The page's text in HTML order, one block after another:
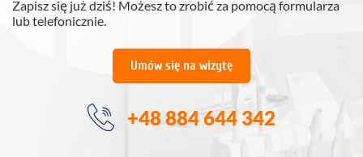
Zapisz się już dziś! Możesz to zrobić za pomocą formularza
lub telefonicznie.
Umów się na wizytę
+48 884 644 342